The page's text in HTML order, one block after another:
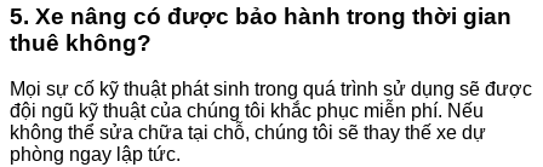
5. Xe nâng có được bảo hành trong thời gian
thuê không?
Mọi sự cố kỹ thuật phát sinh trong quá trình sử dụng sẽ được
đội ngũ kỹ thuật của chúng tôi khắc phục miễn phí. Nếu
không thể sửa chữa tại chỗ, chúng tôi sẽ thay thế xe dự
phòng ngay lập tức.